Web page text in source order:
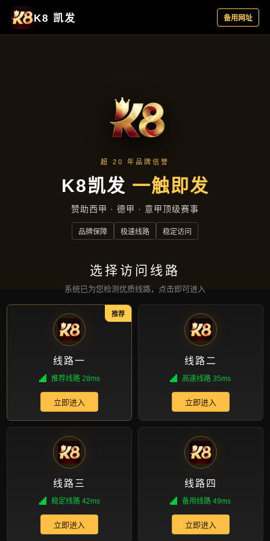
服务方向
首页 服务方向